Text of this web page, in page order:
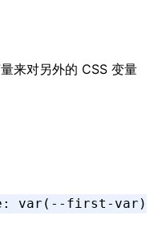
来对另外的 CSS 变量
: var (--first-var)